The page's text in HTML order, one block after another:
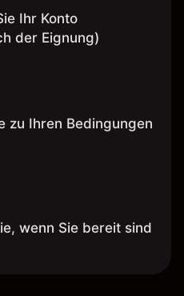
Ihr Konto
der Eignung)
zu Ihren Bedingungen
wenn Sie bereit sind